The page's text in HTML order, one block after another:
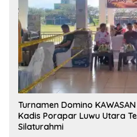
Turnamen Domino
Kadis Porapar Luwu Utara
Silaturahmi